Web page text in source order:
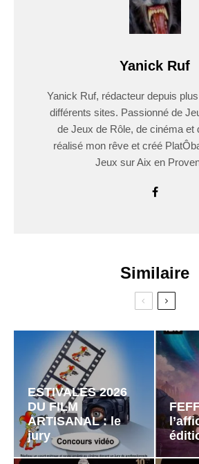
Yanick Ruf
Yanick Ruf, rédacteur depuis
différents sites. Passionné de
de Jeux de Rôle, de cinéma et
réalisé mon rêve et créé
Jeux sur Aix en
Similaire
ESTIVALES 2026
DU FILM
ARTISANAL : le
jury